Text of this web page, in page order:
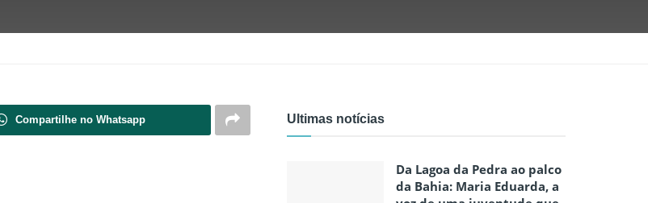
Compartilhe no Whatsapp Ultimas notícias
Da Lagoa da Pedra ao palco
da Bahia: Maria Eduarda, a